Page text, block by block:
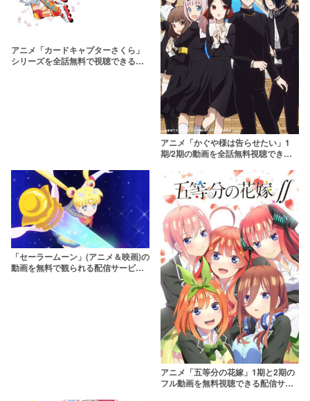
アニメ「カードキャプターさくら」
シリーズを全話無料で視聴できる動
アニメ「かぐや様は告らせたい」1
期/2期の動画を全話無料視聴できる
「セーラームーン」(アニメ＆映画)の
動画を無料で観られる配信サービス
アニメ「五等分の花嫁」1期と2期の
フル動画を無料視聴できる配信サイ